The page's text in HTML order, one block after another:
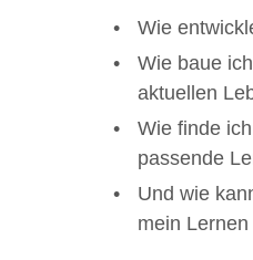
Wie
Wie baue
aktuellen
Wie finde
passende
Und wie
mein